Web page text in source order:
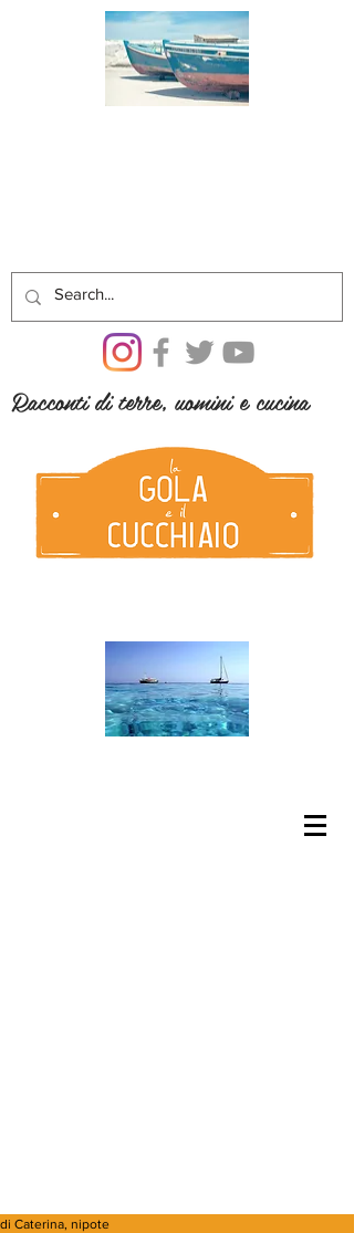
Racconti di terre, uomini e cucina
di Caterina, nipote